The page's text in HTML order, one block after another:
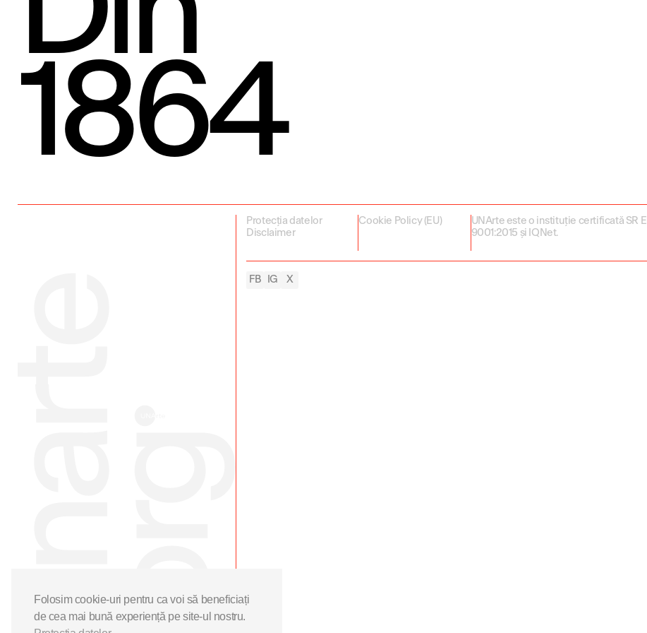
1864
Protecția datelor
Disclaimer
Cookie Policy (EU)
UNArte este o instituție certificată SR
9001:2015 și IQNet.
FB IG X
Folosim cookie-uri pentru ca voi să beneficiați
de cea mai bună experiență pe site-ul nostru.